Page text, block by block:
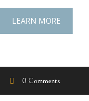
LEARN MORE
0 Comments